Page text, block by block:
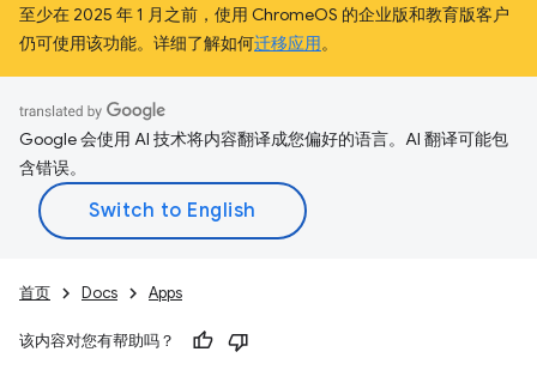
至少在 2025 年 1 月之前，使用 ChromeOS 的企业版和教育版客户
仍可使用该功能。详细了解如何迁移应用。
Google 会使用 AI 技术将内容翻译成您偏好的语言。AI 翻译可能包
含错误。
首页 Docs Apps
该内容对您有帮助吗？